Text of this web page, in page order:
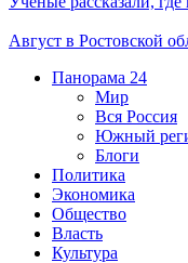
Август в Ростовской
Панорама 24
Мир
Вся Россия
Южный
Блоги
Политика
Экономика
Общество
Власть
Культура